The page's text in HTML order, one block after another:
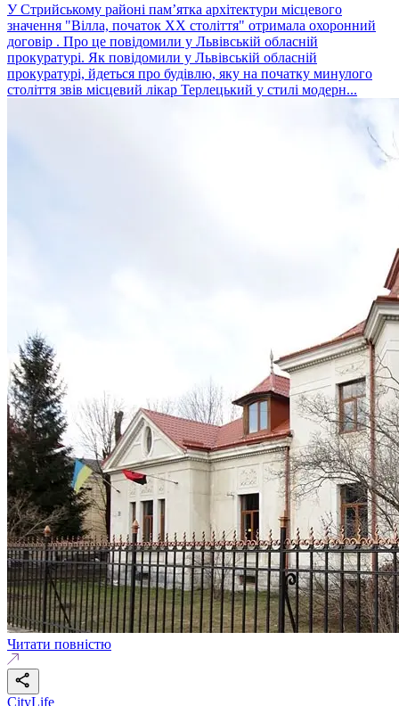
У Стрийському районі пам’ятка архітектури місцевого
значення "Вілла, початок ХХ століття" отримала охоронний
договір . Про це повідомили у Львівській обласній
прокуратурі. Як повідомили у Львівській обласній
прокуратурі, йдеться про будівлю, яку на початку минулого
століття звів місцевий лікар Терлецький у стилі модерн...
Читати повністю
CityLife